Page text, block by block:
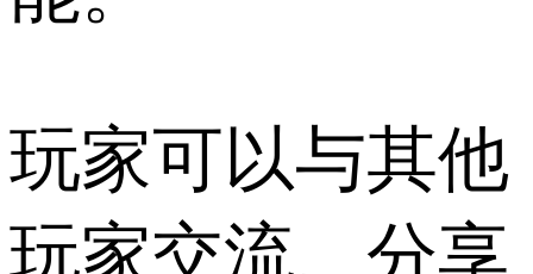
玩家可以与其他
玩家交流、分享